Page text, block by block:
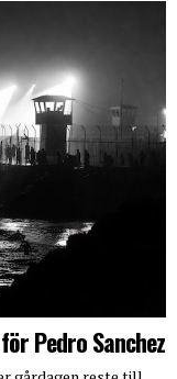
Pedro Sanchez